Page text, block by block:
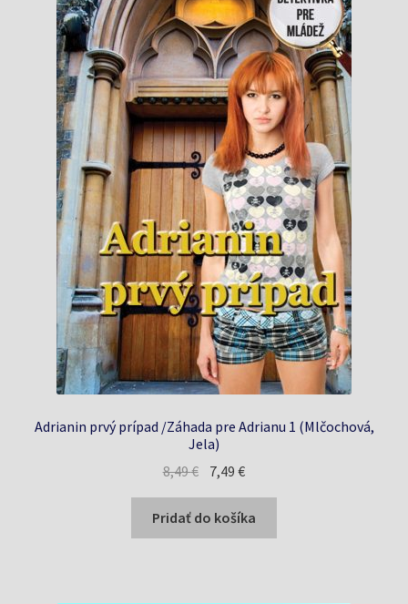
Adrianin prvý prípad /Záhada pre Adrianu 1 (Mlčochová,
Jela)
8,49€ Pôvodná
cena
bola:
8,49 €.
7,49€Aktuálna
cena
je:
7,49 €.
Pridať do košíka